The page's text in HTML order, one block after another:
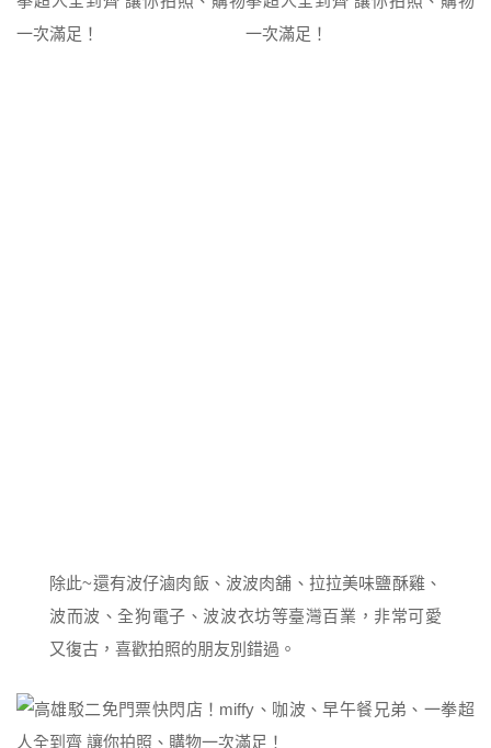
除此~還有波仔滷肉飯、波波肉舖、拉拉美味鹽酥雞、
波而波、全狗電子、波波衣坊等臺灣百業，非常可愛
又復古，喜歡拍照的朋友別錯過。